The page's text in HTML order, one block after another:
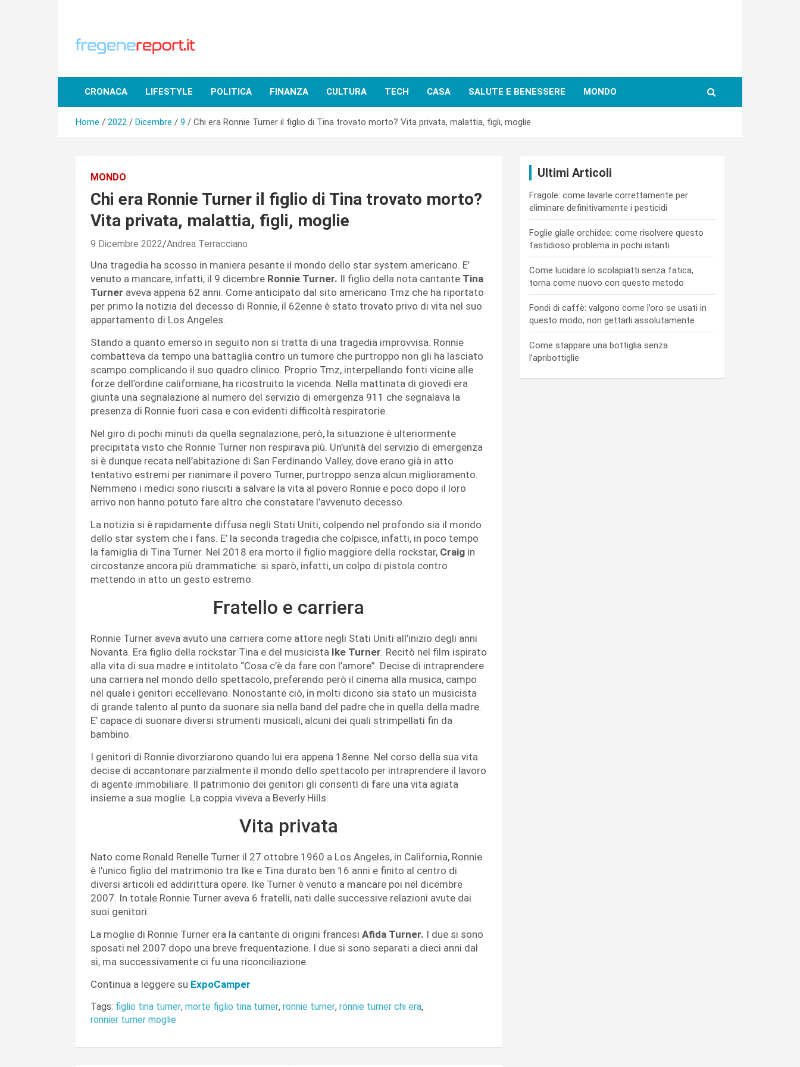
CRONACA LIFESTYLE POLITICA FINANZA CULTURA TECH CASA SALUTE E BENESSERE MONDO
Home 2022 Dicembre 9 Chi era Ronnie Turner il figlio di Tina trovato morto? Vita privata, malattia, figli, moglie
MONDO
Chi era Ronnie Turner il figlio di Tina trovato morto?
Vita privata, malattia, figli, moglie
9 Dicembre 2022 Andrea Terracciano
Una tragedia ha scosso in maniera pesante il mondo dello star system americano. E’
venuto a mancare, infatti, il 9 dicembre Ronnie Turner. Il figlio della nota cantante Tina
Turner aveva appena 62 anni. Come anticipato dal sito americano Tmz che ha riportato
per primo la notizia del decesso di Ronnie, il 62enne è stato trovato privo di vita nel suo
appartamento di Los Angeles.
Stando a quanto emerso in seguito non si tratta di una tragedia improvvisa. Ronnie
combatteva da tempo una battaglia contro un tumore che purtroppo non gli ha lasciato
scampo complicando il suo quadro clinico. Proprio Tmz, interpellando fonti vicine alle
forze dell’ordine californiane, ha ricostruito la vicenda. Nella mattinata di giovedì era
giunta una segnalazione al numero del servizio di emergenza 911 che segnalava la
presenza di Ronnie fuori casa e con evidenti difficoltà respiratorie.
Nel giro di pochi minuti da quella segnalazione, però, la situazione è ulteriormente
precipitata visto che Ronnie Turner non respirava più. Un’unità del servizio di emergenza
si è dunque recata nell’abitazione di San Ferdinando Valley, dove erano già in atto
tentativo estremi per rianimare il povero Turner, purtroppo senza alcun miglioramento.
Nemmeno i medici sono riusciti a salvare la vita al povero Ronnie e poco dopo il loro
arrivo non hanno potuto fare altro che constatare l’avvenuto decesso.
La notizia si è rapidamente diffusa negli Stati Uniti, colpendo nel profondo sia il mondo
dello star system che i fans. E’ la seconda tragedia che colpisce, infatti, in poco tempo
la famiglia di Tina Turner. Nel 2018 era morto il figlio maggiore della rockstar, Craig in
circostanze ancora più drammatiche: si sparò, infatti, un colpo di pistola contro
mettendo in atto un gesto estremo.
Fratello e carriera
Ronnie Turner aveva avuto una carriera come attore negli Stati Uniti all’inizio degli anni
Novanta. Era figlio della rockstar Tina e del musicista Ike Turner. Recitò nel film ispirato
alla vita di sua madre e intitolato “Cosa c’è da fare con l’amore”. Decise di intraprendere
una carriera nel mondo dello spettacolo, preferendo però il cinema alla musica, campo
nel quale i genitori eccellevano. Nonostante ciò, in molti dicono sia stato un musicista
di grande talento al punto da suonare sia nella band del padre che in quella della madre.
E’ capace di suonare diversi strumenti musicali, alcuni dei quali strimpellati fin da
bambino.
I genitori di Ronnie divorziarono quando lui era appena 18enne. Nel corso della sua vita
decise di accantonare parzialmente il mondo dello spettacolo per intraprendere il lavoro
di agente immobiliare. Il patrimonio dei genitori gli consentì di fare una vita agiata
insieme a sua moglie. La coppia viveva a Beverly Hills.
Vita privata
Nato come Ronald Renelle Turner il 27 ottobre 1960 a Los Angeles, in California, Ronnie
è l’unico figlio del matrimonio tra Ike e Tina durato ben 16 anni e finito al centro di
diversi articoli ed addirittura opere. Ike Turner è venuto a mancare poi nel dicembre
2007. In totale Ronnie Turner aveva 6 fratelli, nati dalle successive relazioni avute dai
suoi genitori.
La moglie di Ronnie Turner era la cantante di origini francesi Afida Turner. I due si sono
sposati nel 2007 dopo una breve frequentazione. I due si sono separati a dieci anni dal
sì, ma successivamente ci fu una riconciliazione.
Continua a leggere su ExpoCamper
Tags: figlio tina turner, morte figlio tina turner, ronnie turner, ronnie turner chi era,
ronnier turner moglie
Ultimi Articoli
Fragole: come lavarle correttamente per
eliminare definitivamente i pesticidi
Foglie gialle orchidee: come risolvere questo
fastidioso problema in pochi istanti
Come lucidare lo scolapiatti senza fatica,
torna come nuovo con questo metodo
Fondi di caffè: valgono come l’oro se usati in
questo modo, non gettarli assolutamente
Come stappare una bottiglia senza
l’apribottiglie